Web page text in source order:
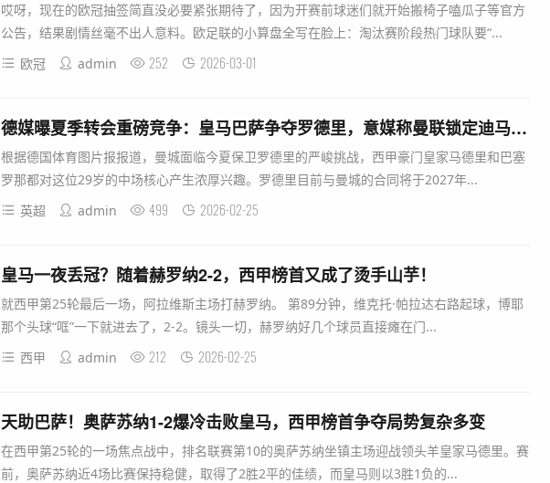
哎呀，现在的欧冠抽签简直没必要紧张期待了，因为开赛前球迷们就开始搬椅子嗑瓜子等官方
公告，结果剧情丝毫不出人意料。欧足联的小算盘全写在脸上：淘汰赛阶段热门球队要“...
欧冠
admin 252 2026-03-01
德媒曝夏季转会重磅竞争：皇马巴萨争夺罗德里，意媒称曼联锁定迪马尔科
根据德国体育图片报报道，曼城面临今夏保卫罗德里的严峻挑战，西甲豪门皇家马德里和巴塞
罗那都对这位29岁的中场核心产生浓厚兴趣。罗德里目前与曼城的合同将于2027年...
英超
admin 499 2026-02-25
皇马一夜丢冠？随着赫罗纳2-2，西甲榜首又成了烫手山芋！
就西甲第25轮最后一场，阿拉维斯主场打赫罗纳。 第89分钟，维克托·帕拉达右路起球，博耶
那个头球“哐”一下就进去了，2-2。镜头一切，赫罗纳好几个球员直接瘫在门...
西甲
admin 212 2026-02-25
天助巴萨！奥萨苏纳1-2爆冷击败皇马，西甲榜首争夺局势复杂多变
在西甲第25轮的一场焦点战中，排名联赛第10的奥萨苏纳坐镇主场迎战领头羊皇家马德里。赛
前，奥萨苏纳近4场比赛保持稳健，取得了2胜2平的佳绩，而皇马则以3胜1负的...